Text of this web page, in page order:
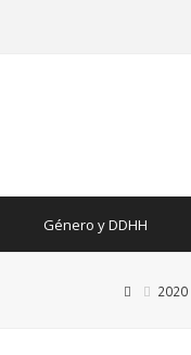
Género y DDHH
2020